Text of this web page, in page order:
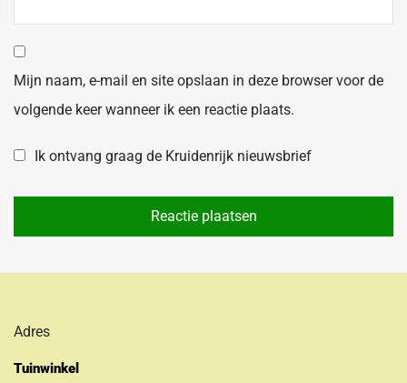
Mijn naam, e-mail en site opslaan in deze browser voor de
volgende keer wanneer ik een reactie plaats.
Ik ontvang graag de Kruidenrijk nieuwsbrief
Adres
Tuinwinkel